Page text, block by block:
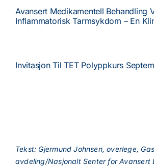
Avansert Medikamentell Behandling
Inflammatorisk Tarmsykdom – En
Invitasjon Til TET Polyppkurs
Tekst: Gjermund Johnsen, overlege,
avdeling/Nasjonalt Senter for Avansert